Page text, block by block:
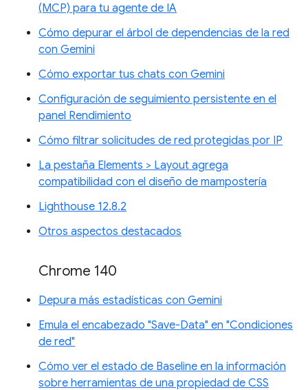
(MCP) para tu agente de IA
Cómo depurar el árbol de dependencias de la red
con Gemini
Cómo exportar tus chats con Gemini
Configuración de seguimiento persistente en el
panel Rendimiento
Cómo filtrar solicitudes de red protegidas por IP
La pestaña Elements > Layout agrega
compatibilidad con el diseño de mampostería
Lighthouse 12.8.2
Otros aspectos destacados
Chrome 140
Depura más estadísticas con Gemini
Emula el encabezado "Save-Data" en "Condiciones
de red"
Cómo ver el estado de Baseline en la información
sobre herramientas de una propiedad de CSS